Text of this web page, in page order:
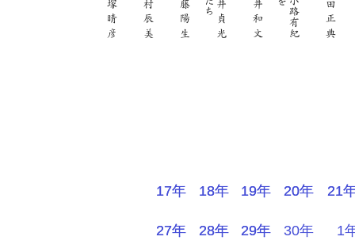
21
20年
17年 18年 19年
27年 28年 29年
21
20年
17年 18年 19年
27年 28年 29年 30年 1